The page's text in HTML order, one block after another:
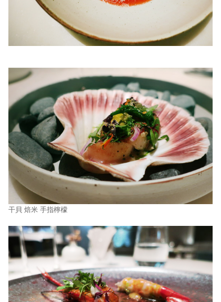
干貝 焙米 手指檸檬